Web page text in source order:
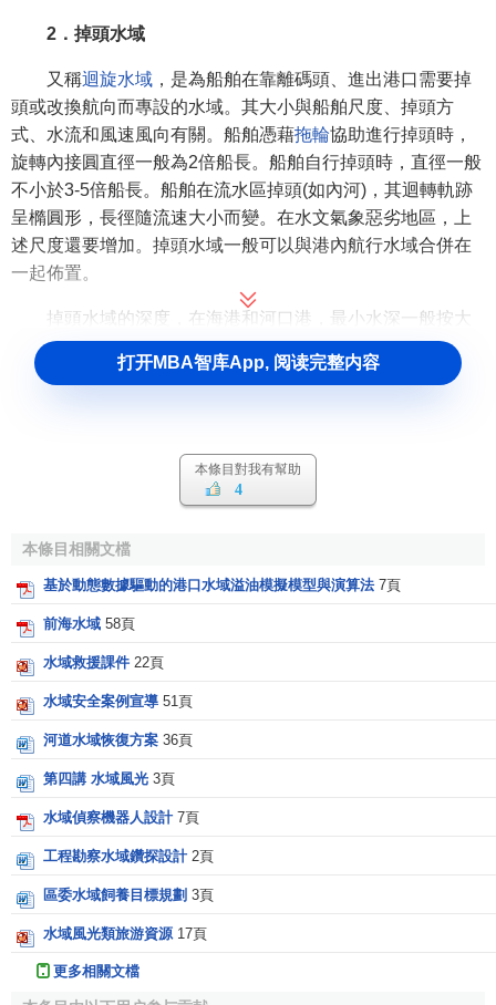
2．掉頭水域
又稱迴旋水域 ，是為船舶在靠離碼頭、進出港口需要掉
頭或改換航向而專設的水域。其大小與船舶尺度、掉頭方
式、水流和風速風向有關。船舶憑藉拖輪協助進行掉頭時，
旋轉內接圓直徑一般為2倍船長。船舶自行掉頭時，直徑一般
不小於3-5倍船長。船舶在流水區掉頭(如內河)，其迴轉軌跡
呈橢圓形，長徑隨流速大小而變。在水文氣象惡劣地區，上
述尺度還要增加。掉頭水域一般可以與港內航行水域合併在
一起佈置。
掉頭水域的深度，在海港和河口港，最小水深一般按大
型船舶乘潮進出港口的原則考慮；在內河港，最小水深一般
不大於航道控制段最小通航水深。
是碼頭前供船舶靠離和進行裝卸作業
域內要求風浪小，水流穩定，具有一定的水深和寬度，能滿
頭前的水域和突堤碼頭間的水域。其大小按船舶尺度、靠離
碼頭的方式、水流和強風的影響、掉頭區佈置等因素確定。
港池
入式港池。
(1)開敞式港池
是港池內水面隨水位升降變化，不設閘門或船閘的港
池。它是海、河港口的一種最普通的形式，是相對於封閉式
港池而言的。
(2)封閉式港池
是一種建築在潮差很大的地區，用閘門或船閘與港池外
水域分隔開的港池。這種港池的優點是可使港池內的水面保
持在一個比較穩定的高水位上，因而在建設港池時可以減少
土方開挖量和碼頭建築物的高度；可以減少泥沙淤積；保證
船舶靠泊的穩定和改善貨物裝卸作業條件。缺點是船舶進出
打开MBA智库App, 阅读完整内容
本條目對我有幫助
4
本條目相關文檔
基於動態數據驅動的港口水域溢油模擬模型與演算法 7頁
前海水域 58頁
水域救援課件 22頁
水域安全案例宣導 51頁
河道水域恢復方案 36頁
第四講 水域風光 3頁
水域偵察機器人設計 7頁
工程勘察水域鑽探設計 2頁
區委水域飼養目標規劃 3頁
水域風光類旅游資源 17頁
更多相關文檔